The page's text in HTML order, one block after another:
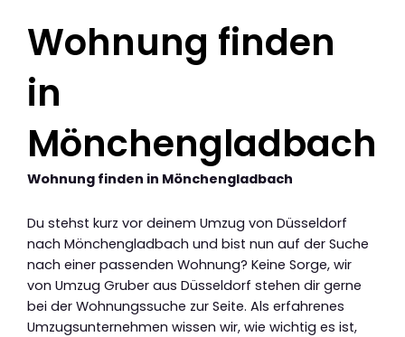
Wohnung finden
in
Mönchengladbach
Wohnung finden in Mönchengladbach
Du stehst kurz vor deinem Umzug von Düsseldorf
nach Mönchengladbach und bist nun auf der Suche
nach einer passenden Wohnung? Keine Sorge, wir
von Umzug Gruber aus Düsseldorf stehen dir gerne
bei der Wohnungssuche zur Seite. Als erfahrenes
Umzugsunternehmen wissen wir, wie wichtig es ist,